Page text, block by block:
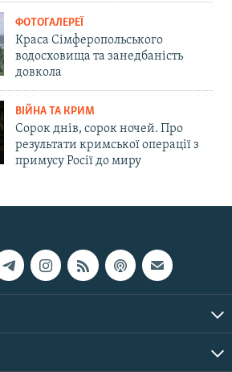
ФОТОГАЛЕРЕЇ
Краса Сімферопольського
водосховища та занедбаність
довкола
ВІЙНА ТА КРИМ
Сорок днів, сорок ночей. Про
результати кримської операції з
примусу Росії до миру